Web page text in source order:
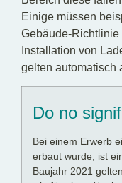
Einige müssen
Gebäude-
Installation von
gelten automatisch
Do no
Bei einem Erwerb
erbaut wurde, ist
Baujahr 2021